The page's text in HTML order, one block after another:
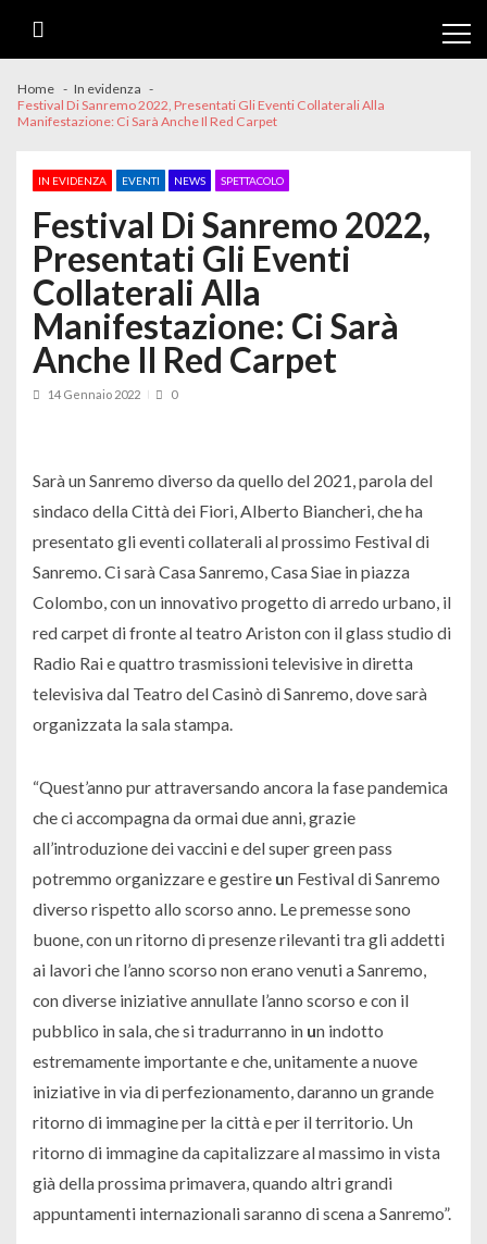
Home
In evidenza
Festival Di Sanremo 2022, Presentati Gli Eventi Collaterali Alla
Manifestazione: Ci Sarà Anche Il Red Carpet
IN EVIDENZA EVENTI NEWS SPETTACOLO
Festival Di Sanremo 2022,
Presentati Gli Eventi
Collaterali Alla
Manifestazione: Ci Sarà
Anche Il Red Carpet
14 Gennaio 2022 0
Sarà un Sanremo diverso da quello del 2021, parola del
sindaco della Città dei Fiori, Alberto Biancheri, che ha
presentato gli eventi collaterali al prossimo Festival di
Sanremo. Ci sarà Casa Sanremo, Casa Siae in piazza
Colombo, con un innovativo progetto di arredo urbano, il
red carpet di fronte al teatro Ariston con il glass studio di
Radio Rai e quattro trasmissioni televisive in diretta
televisiva dal Teatro del Casinò di Sanremo, dove sarà
organizzata la sala stampa.
“Quest’anno pur attraversando ancora la fase pandemica
che ci accompagna da ormai due anni, grazie
all’introduzione dei vaccini e del super green pass
potremmo organizzare e gestire un Festival di Sanremo
diverso rispetto allo scorso anno. Le premesse sono
buone, con un ritorno di presenze rilevanti tra gli addetti
ai lavori che l’anno scorso non erano venuti a Sanremo,
con diverse iniziative annullate l’anno scorso e con il
pubblico in sala, che si tradurranno in un indotto
estremamente importante e che, unitamente a nuove
iniziative in via di perfezionamento, daranno un grande
ritorno di immagine per la città e per il territorio. Un
ritorno di immagineda capitalizzare al massimo in vista
già della prossima primavera, quando altri grandi
appuntamenti internazionali saranno di scena a Sanremo”.